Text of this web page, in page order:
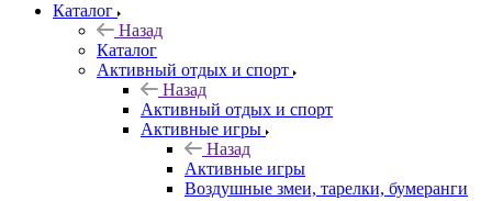
Каталог
Назад
Каталог
Активный отдых и спорт
Назад
Активный отдых и спорт
Активные игры
Назад
Активные игры
Воздушные змеи, тарелки, бумеранги